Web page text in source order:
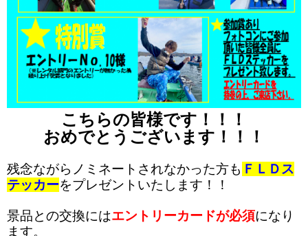
こちらの皆様です！！！
おめでとうございます！！！
残念ながらノミネートされなかった方も ＦＬＤス
テッカーをプレゼントいたします！！
景品との交換にはエントリーカードが必須になり
ます。